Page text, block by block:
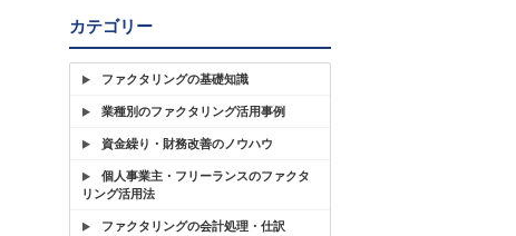
カテゴリー
ファクタリングの基礎知識
業種別のファクタリング活用事例
資金繰り・財務改善のノウハウ
個人事業主・フリーランスのファクタ
リング活用法
ファクタリングの会計処理・仕訳